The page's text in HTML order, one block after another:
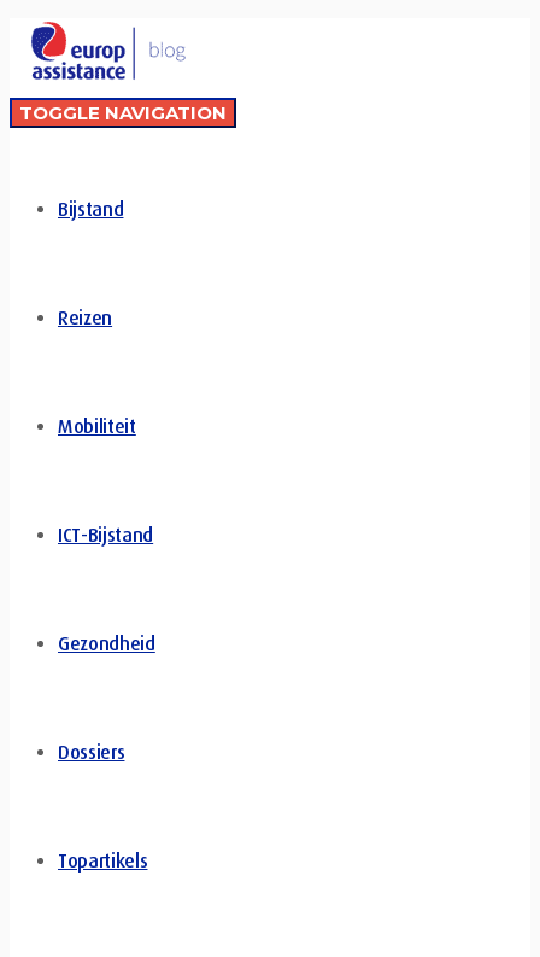
TOGGLE NAVIGATION
Bijstand
Reizen
Mobiliteit
ICT-Bijstand
Gezondheid
Dossiers
Topartikels